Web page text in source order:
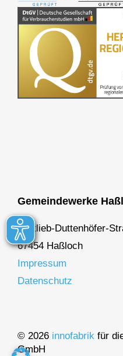
Gemeindewerke
Gottlieb-Duttenhöfer-
67454 Haßloch
Impressum
Datenschutz
© 2026 innofabrikfür
GmbH